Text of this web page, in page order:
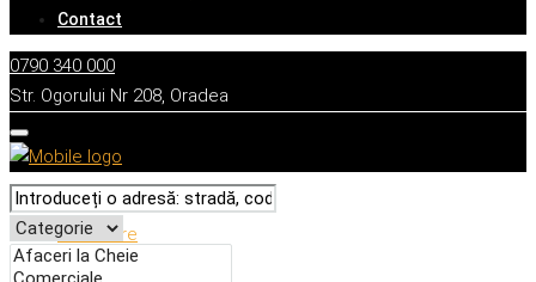
Contact
0790 340 000
Str. Ogorului Nr 208, Oradea
Descriere
Caracteristici